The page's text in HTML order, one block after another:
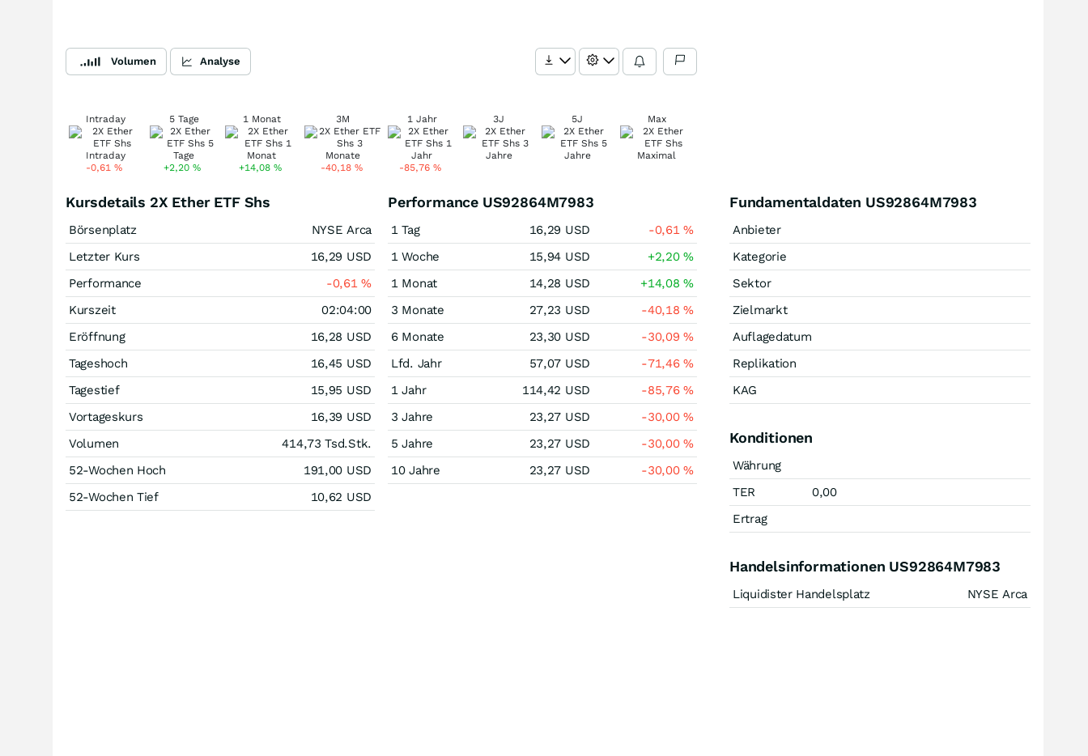
Volumen Analyse
Intraday
-0,61%
5 Tage
+2,20%
1 Monat
+14,08 %
3M
-40,18 %
1 Jahr
-85,76%
3J 5J Max
Kursdetails 2X Ether ETF Shs
Börsenplatz
NYSE Arca
Letzter Kurs
16,29 USD
Performance
-0,61%
Kurszeit
02:04:00
Eröffnung
16,28 USD
Tageshoch
16,45 USD
Tagestief
15,95 USD
Vortageskurs
16,39 USD
Volumen
414,73 Tsd.Stk.
52-Wochen Hoch
191,00 USD
52-Wochen Tief
10,62 USD
Performance US92864M7983
1 Tag 16,29 USD -0,61%
1 Woche
15,94 USD +2,20%
1 Monat
14,28 USD +14,08%
3 Monate
27,23 USD -40,18%
6 Monate
23,30 USD -30,09%
Lfd. Jahr
57,07 USD -71,46%
1 Jahr
114,42 USD -85,76%
3 Jahre
23,27 USD -30,00%
5 Jahre
23,27 USD -30,00%
10 Jahre
23,27 USD -30,00%
Fundamentaldaten US92864M7983
Anbieter
Kategorie
Sektor
Zielmarkt
Auflagedatum
Replikation
KAG
Konditionen
Währung
TER
0,00
Ertrag
Handelsinformationen US92864M7983
Liquidister Handelsplatz NYSE Arca